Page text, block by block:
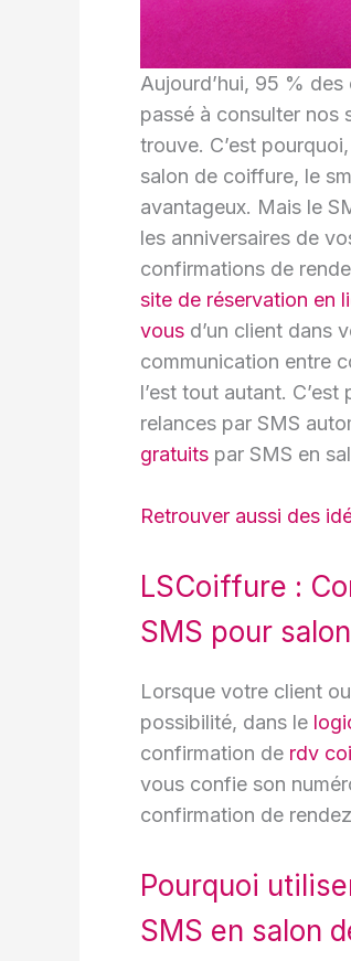
Aujourd’hui, 95 %
passé à consulter nos
trouve. C’est
salon de coiffure, le
avantageux. Mais le
les anniversaires de
confirmations de
site de réservation en
vous d’un client dans
communication entre
l’est tout autant. C’est
relances par SMS
gratuits par SMS en
Retrouver aussi des
LSCoiffure :
SMS pour
Lorsque votre client
possibilité, dans le
confirmation de rdv
vous confie son
confirmation de
Pourquoi
SMS en salon